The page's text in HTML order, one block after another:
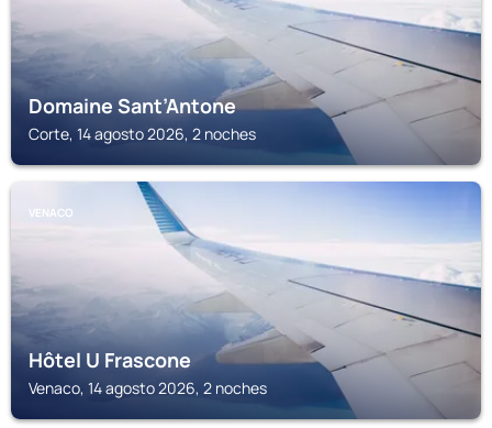
Domaine Sant’Antone
Corte, 14 agosto 2026, 2 noches
VENACO
Hôtel U Frascone
Venaco, 14 agosto 2026, 2 noches